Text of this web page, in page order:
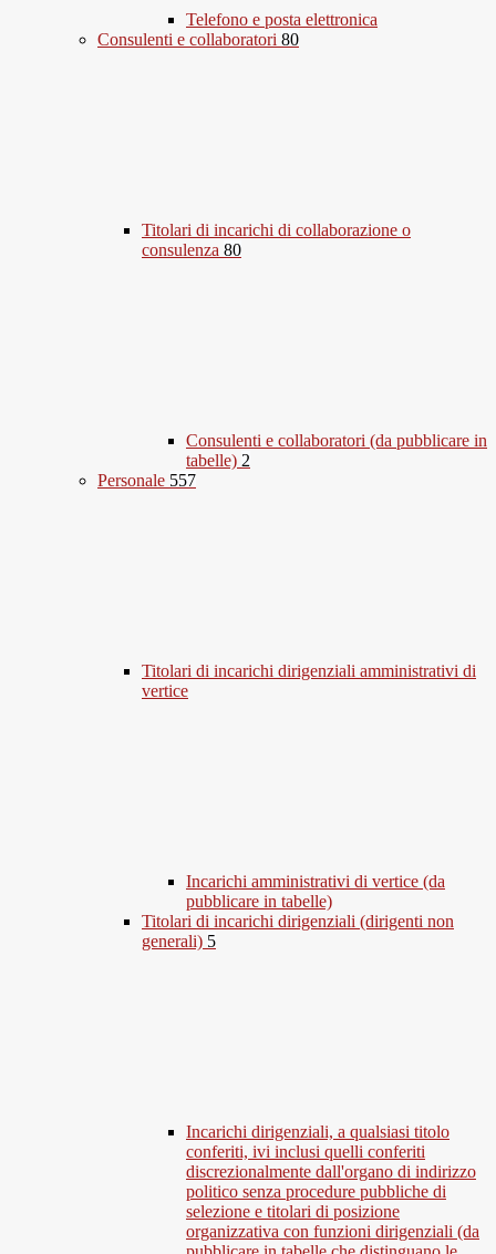
Telefono e posta elettronica
Consulenti e collaboratori 80
Titolari di incarichi di collaborazione o
consulenza 80
Consulenti e collaboratori (da pubblicare in
tabelle) 2
Personale 557
Titolari di incarichi dirigenziali amministrativi di
vertice
Incarichi amministrativi di vertice (da
pubblicare in tabelle)
Titolari di incarichi dirigenziali (dirigenti non
generali) 5
Incarichi dirigenziali, a qualsiasi titolo
conferiti, ivi inclusi quelli conferiti
discrezionalmente dall'organo di indirizzo
politico senza procedure pubbliche di
selezione e titolari di posizione
organizzativa con funzioni dirigenziali (da